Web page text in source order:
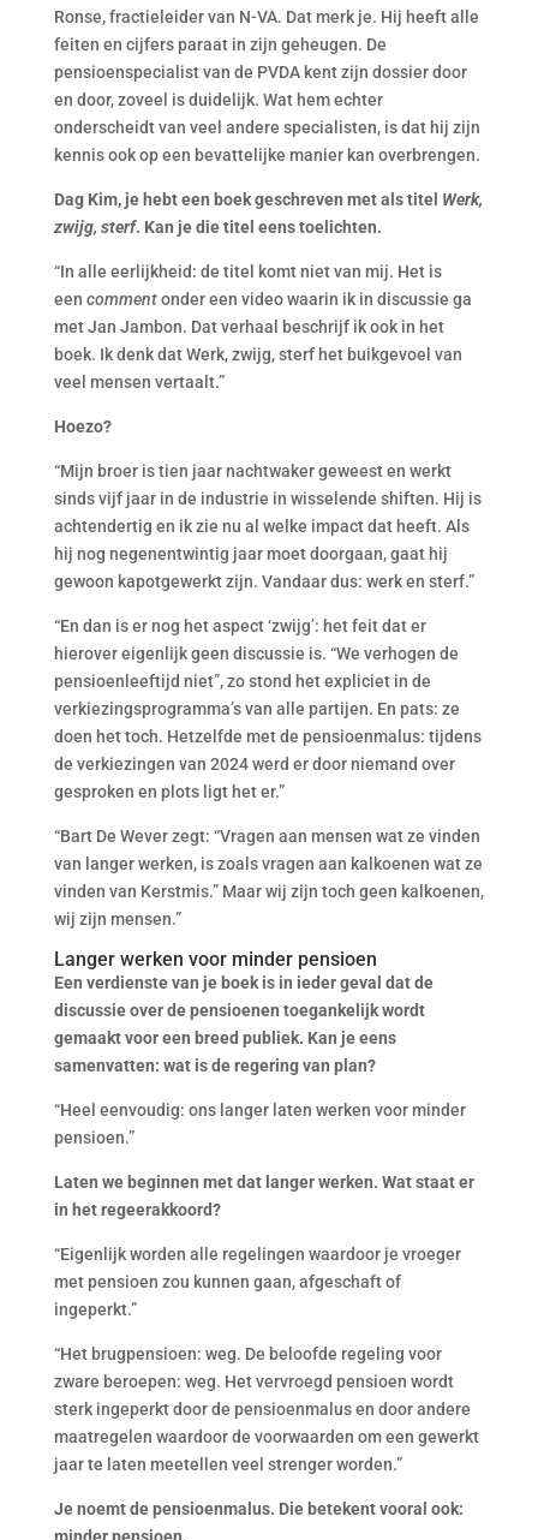
Ronse, fractieleider van N-VA. Dat merk je. Hij heeft alle
feiten en cijfers paraat in zijn geheugen. De
pensioenspecialist van de PVDA kent zijn dossier door
en door, zoveel is duidelijk. Wat hem echter
onderscheidt van veel andere specialisten, is dat hij zijn
kennis ook op een bevattelijke manier kan overbrengen.
Dag Kim, je hebt een boek geschreven met als titel Werk,
zwijg, sterf. Kan je die titel eens toelichten.
“In alle eerlijkheid: de titel komt niet van mij. Het is
een commentonder een video waarin ik in discussie ga
met Jan Jambon. Dat verhaal beschrijf ik ook in het
boek. Ik denk dat Werk, zwijg, sterf het buikgevoel van
veel mensen vertaalt.”
Hoezo?
“Mijn broer is tien jaar nachtwaker geweest en werkt
sinds vijf jaar in de industrie in wisselende shiften. Hij is
achtendertig en ik zie nu al welke impact dat heeft. Als
hij nog negenentwintig jaar moet doorgaan, gaat hij
gewoon kapotgewerkt zijn. Vandaar dus: werk en sterf.”
“En dan is er nog het aspect ‘zwijg’: het feit dat er
hierover eigenlijk geen discussie is. “We verhogen de
pensioenleeftijd niet”, zo stond het expliciet in de
verkiezingsprogramma’s van alle partijen. En pats: ze
doen het toch. Hetzelfde met de pensioenmalus: tijdens
de verkiezingen van 2024 werd er door niemand over
gesproken en plots ligt het er.”
“Bart De Wever zegt: “Vragen aan mensen wat ze vinden
van langer werken, is zoals vragen aan kalkoenen wat ze
vinden van Kerstmis.” Maar wij zijn toch geen kalkoenen,
wij zijn mensen.”
Langer werken voor minder pensioen
Een verdienste van je boek is in ieder geval dat de
discussie over de pensioenen toegankelijk wordt
gemaakt voor een breed publiek. Kan je eens
samenvatten: wat is de regering van plan?
“Heel eenvoudig: ons langer laten werken voor minder
pensioen.”
Laten we beginnen met dat langer werken. Wat staat er
in het regeerakkoord?
“Eigenlijk worden alle regelingen waardoor je vroeger
met pensioen zou kunnen gaan, afgeschaft of
ingeperkt.”
“Het brugpensioen: weg. De beloofde regeling voor
zware beroepen: weg. Het vervroegd pensioen wordt
sterk ingeperkt door de pensioenmalus en door andere
maatregelen waardoor de voorwaarden om een gewerkt
jaar te laten meetellen veel strenger worden.”
Je noemt de pensioenmalus. Die betekent vooral ook:
minder pensioen.